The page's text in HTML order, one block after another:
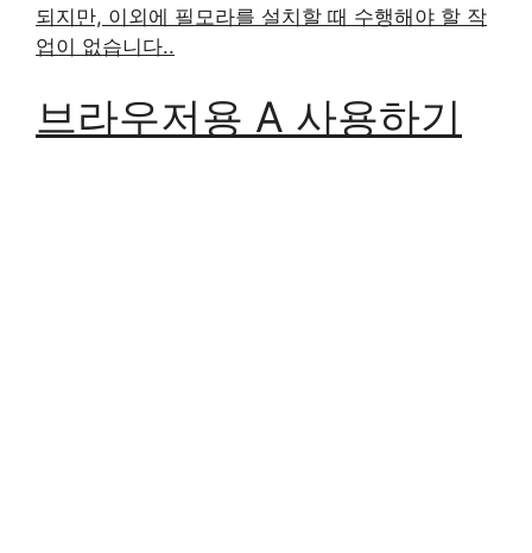
되지만, 이외에 필모라를 설치할 때 수행해야 할 작
업이 없습니다..
브라우저용 A 사용하기